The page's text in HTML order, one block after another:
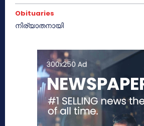
Obituaries
നിര്യാതനായി